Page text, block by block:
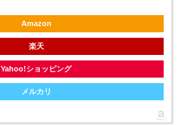
Amazon
楽天
Yahoo!ショッピング
メルカリ